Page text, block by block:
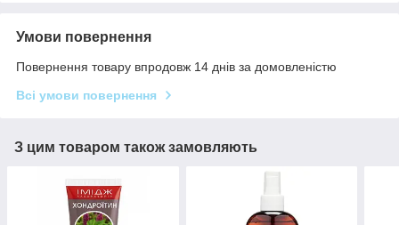
Умови повернення
Повернення товару впродовж 14 днів за домовленістю
Всі умови повернення
З цим товаром також замовляють